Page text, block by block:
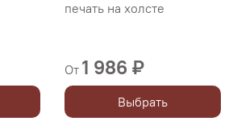
печать на холсте
От 1 986 ₽
Выбрать